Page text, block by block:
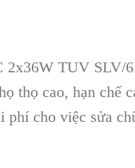
2x36W TUV
thọ cao, hạn chế
cho việc sửa